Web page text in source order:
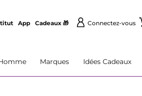
App Cadeaux 🎁 Connectez-vous
Marques Idées Cadeaux